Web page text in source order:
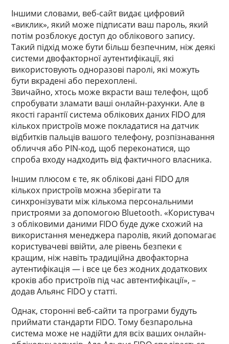
Іншими словами, веб-сайт видає цифровий
«виклик», який може підписати ваш пароль, який
потім розблокує доступ до облікового запису.
Такий підхід може бути більш безпечним, ніж деякі
системи двофакторної аутентифікації, які
використовують одноразові паролі, які можуть
бути вкрадені або перехоплені.
Звичайно, хтось може вкрасти ваш телефон, щоб
спробувати зламати ваші онлайн-рахунки. Але в
якості гарантії система облікових даних FIDO для
кількох пристроїв може покладатися на датчик
відбитків пальців вашого телефону, розпізнавання
обличчя або PIN-код, щоб переконатися, що
спроба входу надходить від фактичного власника.
Іншим плюсом є те, як облікові дані FIDO для
кількох пристроїв можна зберігати та
синхронізувати між кількома персональними
пристроями за допомогою Bluetooth. «Користувач
з обліковими даними FIDO буде дуже схожий на
використання менеджера паролів, який допомагає
користувачеві ввійти, але рівень безпеки є
кращим, ніж навіть традиційна двофакторна
аутентифікація — і все це без жодних додаткових
кроків або пристроїв під час автентифікації», –
додав Альянс FIDO у статті.
Однак, сторонні веб-сайти та програми будуть
приймати стандарти FIDO. Тому безпарольна
система може не надійти для всіх ваших онлайн-